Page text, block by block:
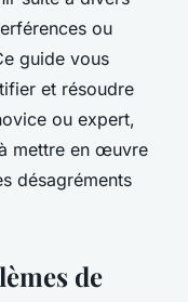
ou
guide vous
et résoudre
ou expert,
mettre en œuvre
désagréments
de